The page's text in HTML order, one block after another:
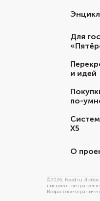
Для
и идей
по-
Х5
О
©2026, Food.ru Любое
письменного
Возрастное